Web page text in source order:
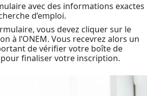
avec des informations exactes
d’emploi.
vous devez cliquer sur le
à l’ONEM. Vous recevrez alors un
de vérifier votre boîte de
finaliser votre inscription.